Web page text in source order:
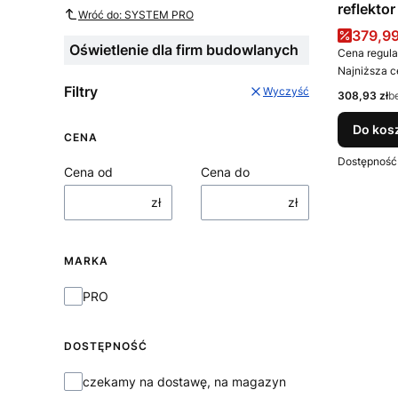
Wróć do: SYSTEM PRO
Oświetlenie dla firm budowlanych
Filtry Wyczyść
CENA
Cena od
zł
Cena do
zł
MARKA
Marka
PRO
DOSTĘPNOŚĆ
Dostępność
czekamy na dostawę, na magazyn
reflektor
LD625
Cena
Cena
Najniższa
Cena
308,93 zł
Do